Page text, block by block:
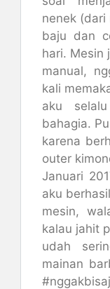
nenek (dari
baju dan
hari. Mesin
manual,
kali
aku
bahagia.
karena
outer
Januari
aku
mesin,
kalau jahit
udah
mainan